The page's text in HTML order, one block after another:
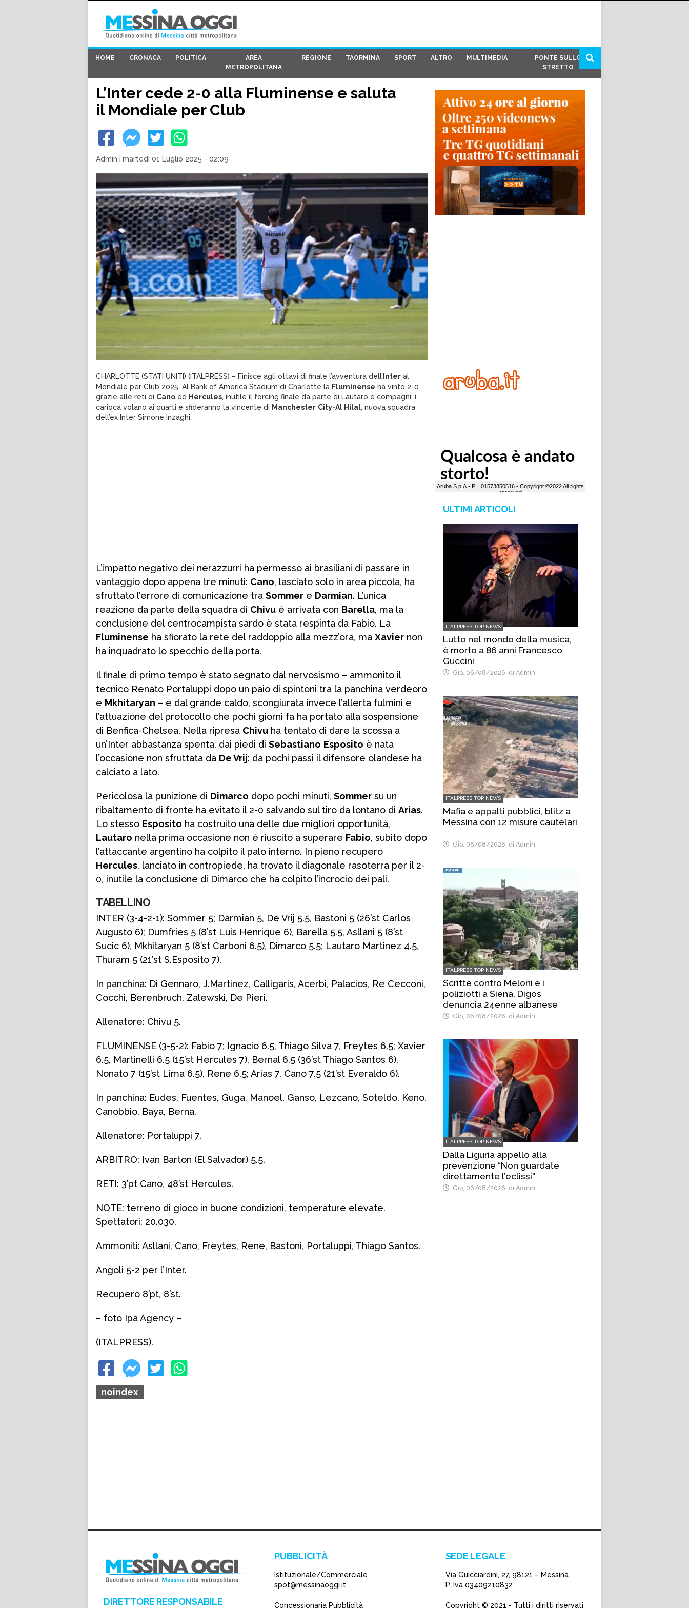
HOME CRONACA POLITICA
AREA
METROPOLITANA
REGIONE TAORMINA SPORT ALTRO MULTIMEDIA
PONTE SULLO
STRETTO
L’Inter cede 2-0 alla Fluminense e saluta
il Mondiale per Club
Admin martedì 01 Luglio 2025 - 02:09
CHARLOTTE (STATI UNITI) (ITALPRESS) – Finisce agli ottavi di finale l’avventura dell’ Inter al
Mondiale per Club 2025. Al Bank of America Stadium di Charlotte la Fluminense ha vinto 2-0
grazie alle reti di Cano ed Hercules, inutile il forcing finale da parte di Lautaro e compagni: i
carioca volano ai quarti e sfideranno la vincente di Manchester City-Al Hilal, nuova squadra
dell’ex Inter Simone Inzaghi.
L’impatto negativo dei nerazzurri ha permesso ai brasiliani di passare in
vantaggio dopo appena tre minuti: Cano, lasciato solo in area piccola, ha
sfruttato l’errore di comunicazione tra Sommer e Darmian. L’unica
reazione da parte della squadra di Chivu è arrivata con Barella, ma la
conclusione del centrocampista sardo è stata respinta da Fabio. La
Fluminense ha sfiorato la rete del raddoppio alla mezz’ora, ma Xavier non
ha inquadrato lo specchio della porta.
Il finale di primo tempo è stato segnato dal nervosismo – ammonito il
tecnico Renato Portaluppi dopo un paio di spintoni tra la panchina verdeoro
e Mkhitaryan – e dal grande caldo, scongiurata invece l’allerta fulmini e
l’attuazione del protocollo che pochi giorni fa ha portato alla sospensione
di Benfica-Chelsea. Nella ripresa Chivu ha tentato di dare la scossa a
un’Inter abbastanza spenta, dai piedi di Sebastiano Esposito è nata
l’occasione non sfruttata da De Vrij: da pochi passi il difensore olandese ha
calciato a lato.
Pericolosa la punizione di Dimarco dopo pochi minuti, Sommer su un
ribaltamento di fronte ha evitato il 2-0 salvando sul tiro da lontano di Arias.
Lo stesso Esposito ha costruito una delle due migliori opportunità,
Lautaro nella prima occasione non è riuscito a superare Fabio, subito dopo
l’attaccante argentino ha colpito il palo interno. In pieno recupero
Hercules, lanciato in contropiede, ha trovato il diagonale rasoterra per il 2-
0, inutile la conclusione di Dimarco che ha colpito l’incrocio dei pali.
TABELLINO
INTER (3-4-2-1): Sommer 5; Darmian 5, De Vrij 5.5, Bastoni 5 (26’st Carlos
Augusto 6); Dumfries 5 (8’st Luis Henrique 6), Barella 5.5, Asllani 5 (8’st
Sucic 6), Mkhitaryan 5 (8’st Carboni 6.5), Dimarco 5.5; Lautaro Martinez 4.5,
Thuram 5 (21’st S.Esposito 7).
In panchina: Di Gennaro, J.Martinez, Calligaris, Acerbi, Palacios, Re Cecconi,
Cocchi, Berenbruch, Zalewski, De Pieri.
Allenatore: Chivu 5.
FLUMINENSE (3-5-2): Fabio 7; Ignacio 6.5, Thiago Silva 7, Freytes 6.5; Xavier
6.5, Martinelli 6.5 (15’st Hercules 7), Bernal 6.5 (36’st Thiago Santos 6),
Nonato 7 (15’st Lima 6.5), Rene 6.5; Arias 7, Cano 7.5 (21’st Everaldo 6).
In panchina: Eudes, Fuentes, Guga, Manoel, Ganso, Lezcano, Soteldo, Keno,
Canobbio, Baya, Berna.
Allenatore: Portaluppi 7.
ARBITRO: Ivan Barton (El Salvador) 5.5.
RETI: 3’pt Cano, 48’st Hercules.
NOTE: terreno di gioco in buone condizioni, temperature elevate.
Spettatori: 20.030.
Ammoniti: Asllani, Cano, Freytes, Rene, Bastoni, Portaluppi, Thiago Santos.
Angoli 5-2 per l’Inter.
Recupero 8’pt, 8’st.
– foto Ipa Agency –
(ITALPRESS).
noindex
ULTIMI ARTICOLI
ITALPRESS TOP NEWS
Lutto nel mondo della musica,
è morto a 86 anni Francesco
Guccini
Gio, 06/08/2026 di Admin
ITALPRESS TOP NEWS
Mafia e appalti pubblici, blitz a
Messina con 12 misure cautelari
Gio, 06/08/2026 di Admin
ITALPRESS TOP NEWS
Scritte contro Meloni e i
poliziotti a Siena, Digos
denuncia 24enne albanese
Gio, 06/08/2026 di Admin
ITALPRESS TOP NEWS
Dalla Liguria appello alla
prevenzione “Non guardate
direttamente l’eclissi”
Gio, 06/08/2026 di Admin
DIRETTORE RESPONSABILE
PUBBLICITÀ
Istituzionale/Commerciale
spot@messinaoggi.it
Concessionaria Pubblicità
SEDE LEGALE
Via Guicciardini, 27, 98121 – Messina
P. Iva 03409210832
Copyright © 2021 - Tutti i diritti riservati